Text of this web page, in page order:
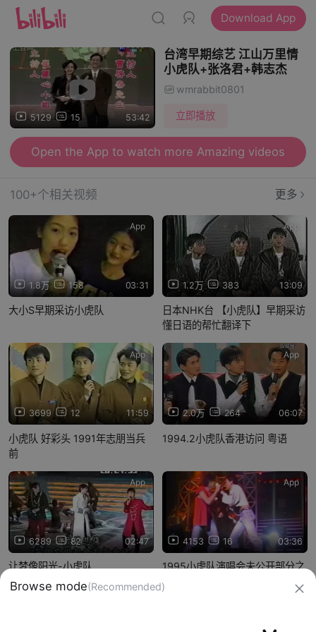
Download App
5129 15 53:42
台湾早期综艺 江山万里情
小虎队+张洛君+韩志杰
wmrabbit0801
立即播放
Open the App to watch more Amazing videos
100+个相关视频 更多
1.8万 158 03:31
App
大小S早期采访小虎队
1.2万 383 13:09
App
日本NHK台 【小虎队】早期采访
懂日语的帮忙翻译下
3699 12 11:59
App
小虎队 好彩头 1991年志朋当兵
前
2.0万 264 06:07
App
1994.2小虎队香港访问 粤语
6289 82 02:47
App
让梦像阳光-小虎队
4153 16 03:36
App
1995小虎队演唱会未公开部分之
《快乐的感觉永远一样》